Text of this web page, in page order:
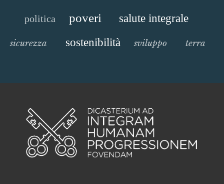
politica poveri salute integrale
sicurezza sostenibilità sviluppo terra